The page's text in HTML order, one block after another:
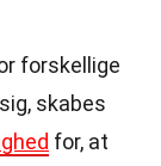
forskellige
skabes
for, at